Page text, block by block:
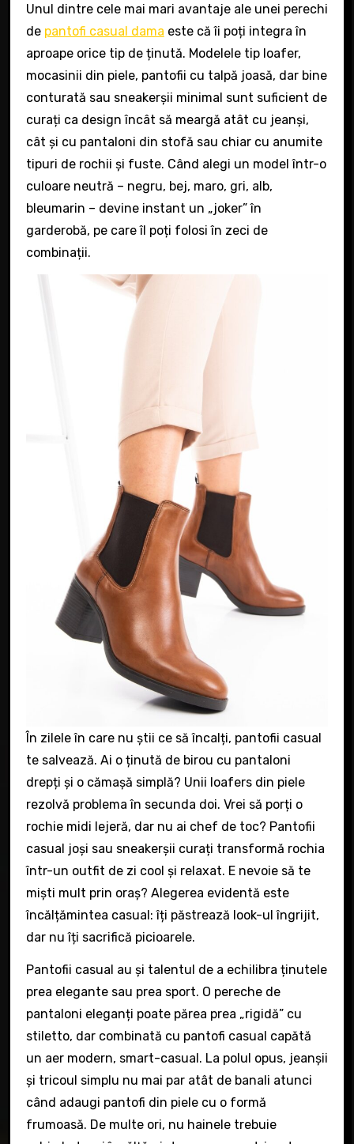
Unul dintre cele mai mari avantaje ale unei perechi
de pantofi casual dama este că îi poți integra în
aproape orice tip de ținută. Modelele tip loafer,
mocasinii din piele, pantofii cu talpă joasă, dar bine
conturată sau sneakerșii minimal sunt suficient de
curați ca design încât să meargă atât cu jeanși,
cât și cu pantaloni din stofă sau chiar cu anumite
tipuri de rochii și fuste. Când alegi un model într-o
culoare neutră – negru, bej, maro, gri, alb,
bleumarin – devine instant un „joker” în
garderobă, pe care îl poți folosi în zeci de
combinații.
În zilele în care nu știi ce să încalți, pantofii casual
te salvează. Ai o ținută de birou cu pantaloni
drepți și o cămașă simplă? Unii loafers din piele
rezolvă problema în secunda doi. Vrei să porți o
rochie midi lejeră, dar nu ai chef de toc? Pantofii
casual joși sau sneakerșii curați transformă rochia
într-un outfit de zi cool și relaxat. E nevoie să te
miști mult prin oraș? Alegerea evidentă este
încălțămintea casual: îți păstrează look-ul îngrijit,
dar nu îți sacrifică picioarele.
Pantofii casual au și talentul de a echilibra ținutele
prea elegante sau prea sport. O pereche de
pantaloni eleganți poate părea prea „rigidă” cu
stiletto, dar combinată cu pantofi casual capătă
un aer modern, smart-casual. La polul opus, jeanșii
și tricoul simplu nu mai par atât de banali atunci
când adaugi pantofi din piele cu o formă
frumoasă. De multe ori, nu hainele trebuie